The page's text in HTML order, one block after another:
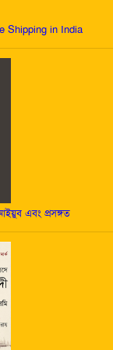
Shipping in India
এবং প্রসঙ্গত